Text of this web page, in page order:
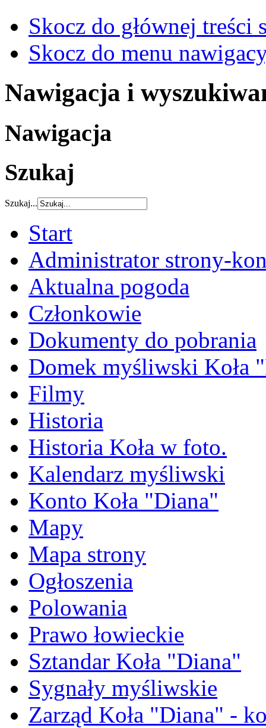
Skocz do głównej treści
Skocz do menu
Nawigacja i
Nawigacja
Szukaj
Szukaj...
Start
Administrator strony-
Aktualna pogoda
Członkowie
Dokumenty do pobrania
Domek myśliwski Koła
Filmy
Historia
Historia Koła w foto.
Kalendarz myśliwski
Konto Koła "Diana"
Mapy
Mapa strony
Ogłoszenia
Polowania
Prawo łowieckie
Sztandar Koła "Diana"
Sygnały myśliwskie
Zarząd Koła "Diana" -